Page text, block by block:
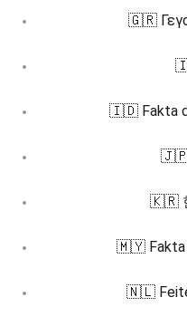
🇬🇷
🇮🇩 Fakta
🇯🇵
🇰🇷
🇲🇾 Fakta
🇳🇱